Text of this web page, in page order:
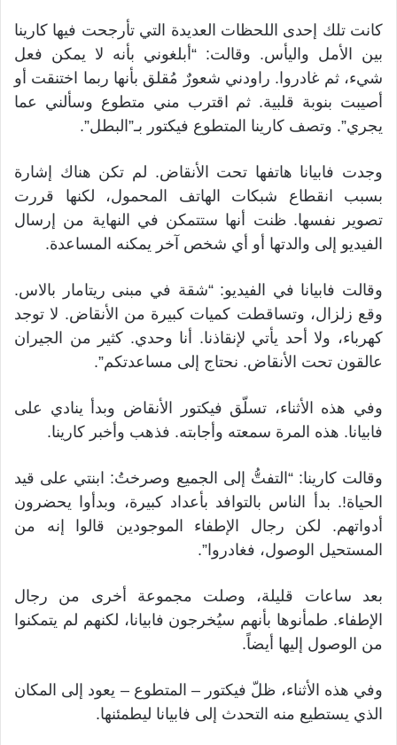
كانت تلك إحدى اللحظات العديدة التي تأرجحت فيها كارينا
بين الأمل واليأس. وقالت: “أبلغوني بأنه لا يمكن فعل
شيء، ثم غادروا. راودني شعورٌ مُقلق بأنها ربما اختنقت أو
أصيبت بنوبة قلبية. ثم اقترب مني متطوع وسألني عما
يجري”. وتصف كارينا المتطوع فيكتور بـ”البطل”.
وجدت فابيانا هاتفها تحت الأنقاض. لم تكن هناك إشارة
بسبب انقطاع شبكات الهاتف المحمول، لكنها قررت
تصوير نفسها. ظنت أنها ستتمكن في النهاية من إرسال
الفيديو إلى والدتها أو أي شخص آخر يمكنه المساعدة.
وقالت فابيانا في الفيديو: “شقة في مبنى ريتامار بالاس.
وقع زلزال، وتساقطت كميات كبيرة من الأنقاض. لا توجد
كهرباء، ولا أحد يأتي لإنقاذنا. أنا وحدي. كثير من الجيران
عالقون تحت الأنقاض. نحتاج إلى مساعدتكم”.
وفي هذه الأثناء، تسلّق فيكتور الأنقاض وبدأ ينادي على
فابيانا. هذه المرة سمعته وأجابته. فذهب وأخبر كارينا.
وقالت كارينا: “التفتُّ إلى الجميع وصرختُ: ابنتي على قيد
الحياة!. بدأ الناس بالتوافد بأعداد كبيرة، وبدأوا يحضرون
أدواتهم. لكن رجال الإطفاء الموجودين قالوا إنه من
المستحيل الوصول، فغادروا”.
بعد ساعات قليلة، وصلت مجموعة أخرى من رجال
الإطفاء. طمأنوها بأنهم سيُخرجون فابيانا، لكنهم لم يتمكنوا
من الوصول إليها أيضاً.
وفي هذه الأثناء، ظلّ فيكتور – المتطوع – يعود إلى المكان
الذي يستطيع منه التحدث إلى فابيانا ليطمئنها.